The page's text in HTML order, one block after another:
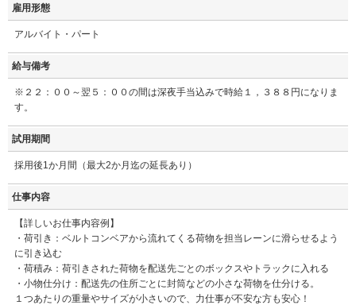
雇用形態
アルバイト・パート
給与備考
※２２：００～翌５：００の間は深夜手当込みで時給１，３８８円になりま
す。
試用期間
採用後1か月間（最大2か月迄の延長あり）
仕事内容
【詳しいお仕事内容例】
・荷引き：ベルトコンベアから流れてくる荷物を担当レーンに滑らせるよう
に引き込む
・荷積み：荷引きされた荷物を配送先ごとのボックスやトラックに入れる
・小物仕分け：配送先の住所ごとに封筒などの小さな荷物を仕分ける。
１つあたりの重量やサイズが小さいので、力仕事が不安な方も安心！